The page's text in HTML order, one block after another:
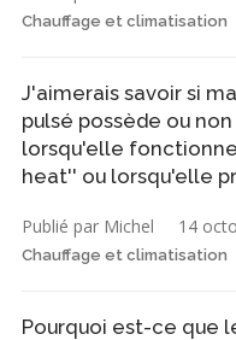
Chauffage et climatisation
J'aimerais savoir si
pulsé possède ou
lorsqu'elle
heat'' ou lorsqu'elle
Publié par Michel 14
Chauffage et climatisation
Pourquoi est-ce que